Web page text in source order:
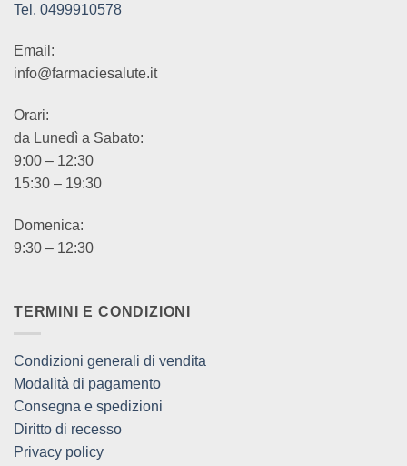
Tel. 0499910578
Email:
info@farmaciesalute.it
Orari:
da Lunedì a Sabato:
9:00 – 12:30
15:30 – 19:30
Domenica:
9:30 – 12:30
TERMINI E CONDIZIONI
Condizioni generali di vendita
Modalità di pagamento
Consegna e spedizioni
Diritto di recesso
Privacy policy